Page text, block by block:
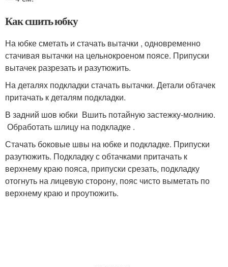
Как сшить юбку
На юбке сметать и стачать вытачки , одновременно
стачивая вытачки на цельнокроеном поясе. Припуски
вытачек разрезать и разутюжить.
На деталях подкладки стачать вытачки. Детали обтачек
притачать к деталям подкладки.
В задний шов юбки Вшить потайную застежку-молнию.
Обработать шлицу на подкладке .
Стачать боковые швы на юбке и подкладке. Припуски
разутюжить. Подкладку с обтачками притачать к
верхнему краю пояса, припуски срезать, подкладку
отогнуть на лицевую сторону, пояс чисто выметать по
верхнему краю и проутюжить.